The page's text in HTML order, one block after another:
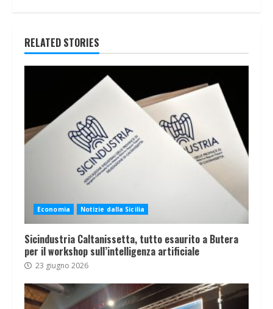
RELATED STORIES
Economia Notizie dalla Sicilia
Sicindustria Caltanissetta, tutto esaurito a Butera
per il workshop sull’intelligenza artificiale
23 giugno 2026